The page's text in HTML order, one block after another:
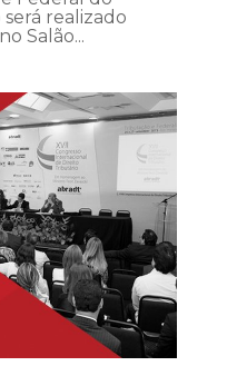
realizado
Salão...